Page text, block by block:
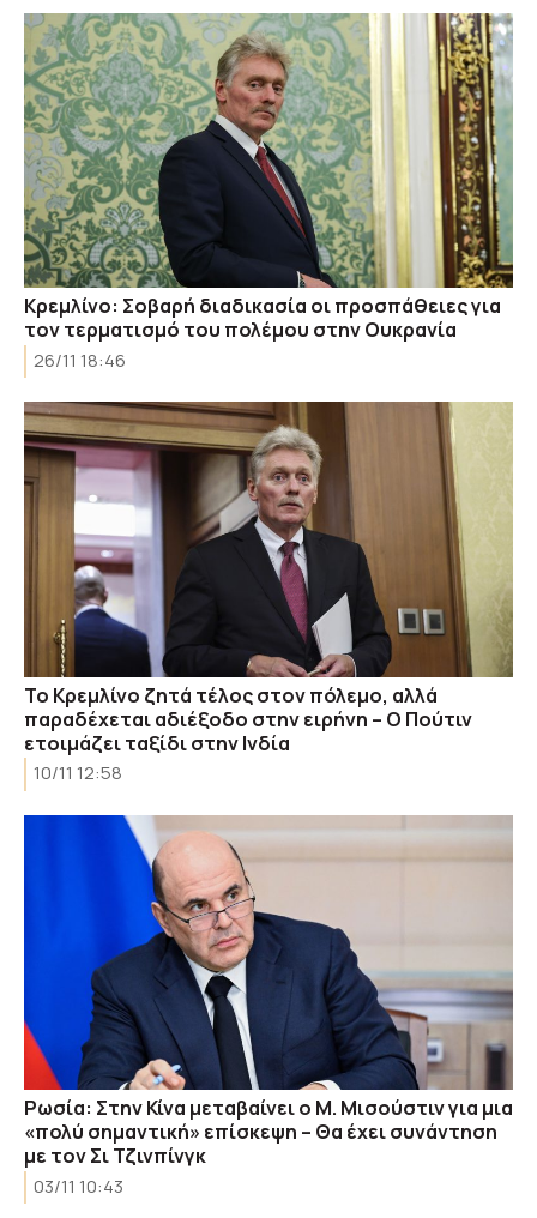
Κρεμλίνο: Σοβαρή διαδικασία οι προσπάθειες για
τον τερματισμό του πολέμου στην Ουκρανία
26/11 18:46
Το Κρεμλίνο ζητά τέλος στον πόλεμο, αλλά
παραδέχεται αδιέξοδο στην ειρήνη – Ο Πούτιν
ετοιμάζει ταξίδι στην Ινδία
10/11 12:58
Ρωσία: Στην Κίνα μεταβαίνει ο Μ. Μισούστιν για μια
«πολύ σημαντική» επίσκεψη – Θα έχει συνάντηση
με τον Σι Τζινπίνγκ
03/11 10:43